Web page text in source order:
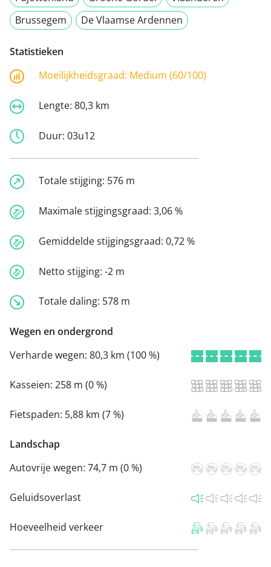
Brussegem
De Vlaamse Ardennen
Statistieken
Moeilijkheidsgraad: Medium (60/100)
Lengte: 80,3 km
Duur: 03u12
Totale stijging: 576 m
Maximale stijgingsgraad: 3,06 %
Gemiddelde stijgingsgraad: 0,72 %
Netto stijging: -2 m
Totale daling: 578 m
Wegen en ondergrond
Verharde wegen: 80,3 km (100 %)
Kasseien: 258 m (0 %)
Fietspaden: 5,88 km (7 %)
Landschap
Autovrije wegen: 74,7 m (0 %)
Geluidsoverlast
Hoeveelheid verkeer